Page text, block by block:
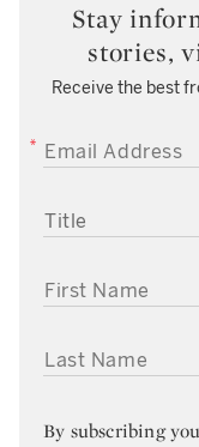
Stay
stories,
Receive the best
EMAIL ADDRESS
TITLE
FIRST NAME
LAST NAME
By subscribing